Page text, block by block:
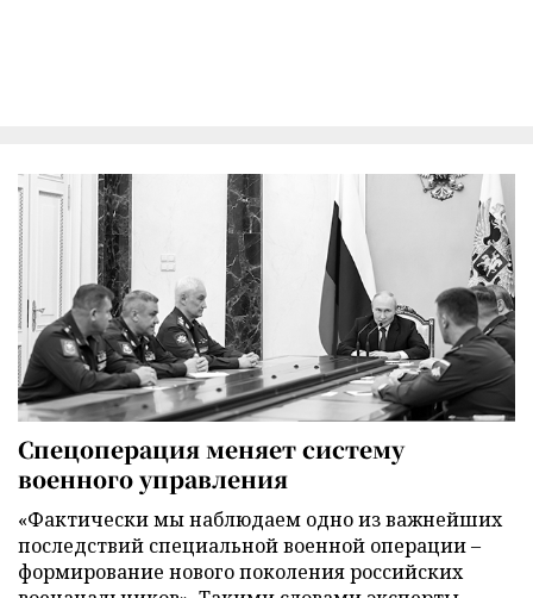
Спецоперация меняет систему
военного управления
«Фактически мы наблюдаем одно из важнейших
последствий специальной военной операции –
формирование нового поколения российских